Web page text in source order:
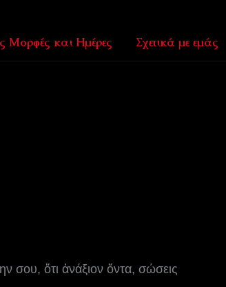
Μορφές και Ημέρες Σχετικά με εμάς
σου, ὅτι ἀνάξιον ὄντα, σώσεις